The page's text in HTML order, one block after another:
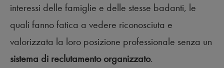
interessi delle famiglie e delle stesse badanti, le
quali fanno fatica a vedere riconosciuta e
valorizzata la loro posizione professionale senza un
sistema di reclutamento organizzato.